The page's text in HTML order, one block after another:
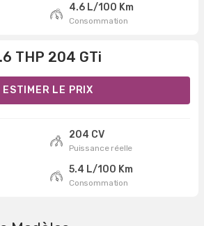
4.6 L/100 Km
Consommation
THP 204 GTi
ESTIMER LE PRIX
204 CV
Puissance réelle
5.4 L/100 Km
Consommation